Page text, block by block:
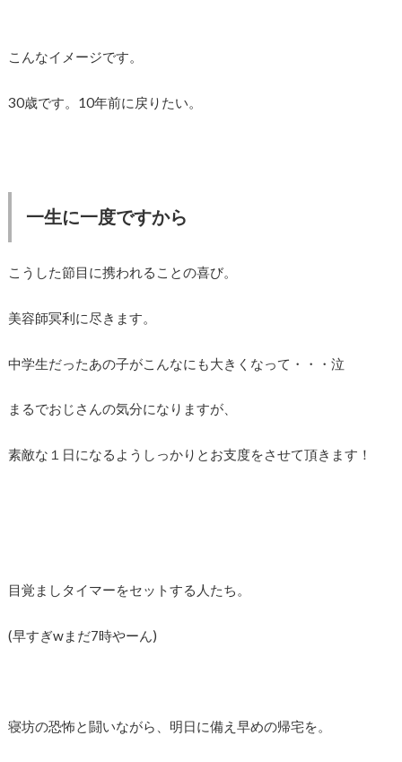
こんなイメージです。
30歳です。10年前に戻りたい。
一生に一度ですから
こうした節目に携われることの喜び。
美容師冥利に尽きます。
中学生だったあの子がこんなにも大きくなって・・・泣
まるでおじさんの気分になりますが、
素敵な１日になるようしっかりとお支度をさせて頂きます！
目覚ましタイマーをセットする人たち。
(早すぎwまだ7時やーん)
寝坊の恐怖と闘いながら、明日に備え早めの帰宅を。